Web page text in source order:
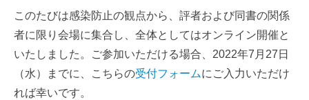
このたびは感染防止の観点から、評者および同書の関係
者に限り会場に集合し、全体としてはオンライン開催と
いたしました。ご参加いただける場合、2022年7月27日
（水）までに、こちらの受付フォームにご入力いただけ
れば幸いです。